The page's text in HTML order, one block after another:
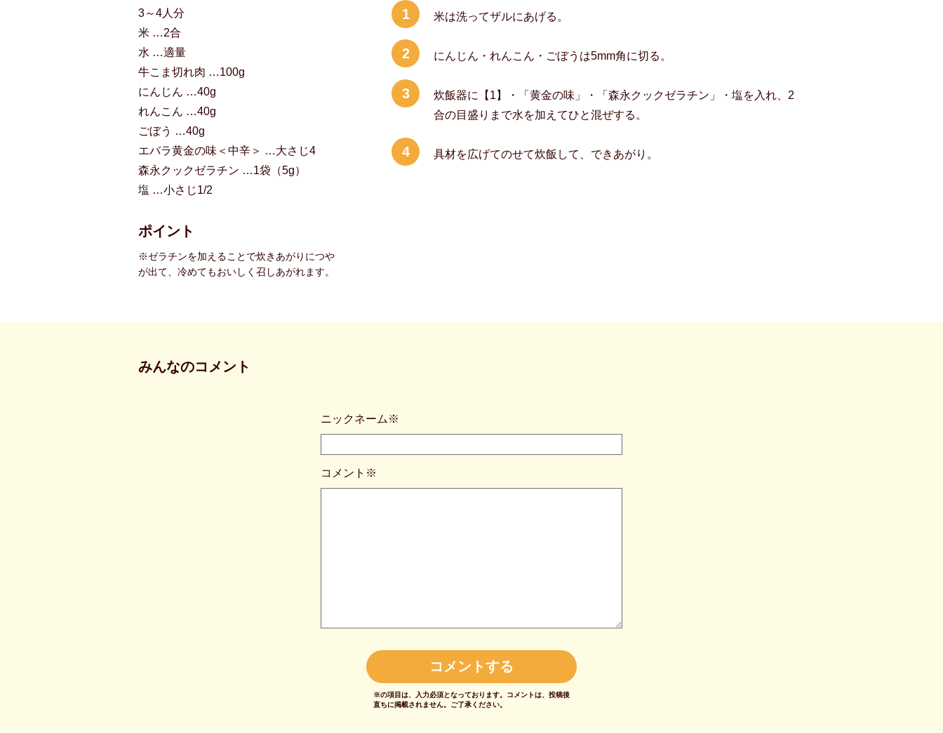
3～4人分
米 …2合
水 …適量
牛こま切れ肉 …100g
にんじん …40g
れんこん …40g
ごぼう …40g
エバラ黄金の味＜中辛＞ …大さじ4
森永クックゼラチン …1袋（5g）
塩 …小さじ1/2
ポイント
※ゼラチンを加えることで炊きあがりにつや
が出て、冷めてもおいしく召しあがれます。
1 米は洗ってザルにあげる。
2 にんじん・れんこん・ごぼうは5mm角に切る。
3
炊飯器に【1】・「黄金の味」・「森永クックゼラチン」・塩を入れ、2
合の目盛りまで水を加えてひと混ぜする。
4 具材を広げてのせて炊飯して、できあがり。
みんなのコメント
ニックネーム※
コメント※
※の項目は、入力必須となっております。 コメントは、投稿後
直ちに掲載されません。 ご了承ください。